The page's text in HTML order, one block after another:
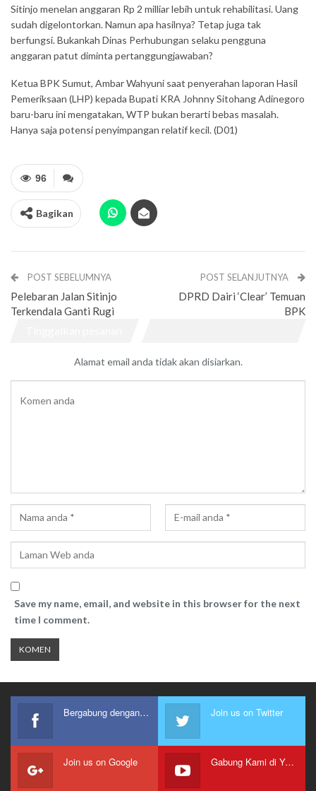
Sitinjo menelan anggaran Rp 2 milliar lebih untuk rehabilitasi. Uang
sudah digelontorkan. Namun apa hasilnya? Tetap juga tak
berfungsi. Bukankah Dinas Perhubungan selaku pengguna
anggaran patut diminta pertanggungjawaban?
Ketua BPK Sumut, Ambar Wahyuni saat penyerahan laporan Hasil
Pemeriksaan (LHP) kepada Bupati KRA Johnny Sitohang Adinegoro
baru-baru ini mengatakan, WTP bukan berarti bebas masalah.
Hanya saja potensi penyimpangan relatif kecil. (D01)
96
Bagikan
POST SEBELUMNYA
Pelebaran Jalan Sitinjo
Terkendala Ganti Rugi
POST SELANJUTNYA
DPRD Dairi ‘Clear’ Temuan
BPK
Alamat email anda tidak akan disiarkan.
Save my name, email, and website in this browser for the next
time I comment.
Bergabung dengan kami Join us on Twitter
Join us on Google Gabung Kami di Youtube